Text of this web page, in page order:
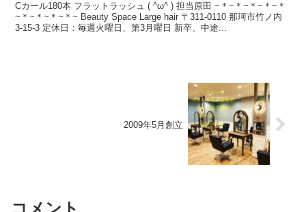
Cカール180本 フラットラッシュ ( ^ω^ ) 担当原田 ~＊~＊~＊~＊~＊
~＊~＊~＊~＊~ Beauty Space Large hair 〒311-0110 那珂市竹ノ内
3-15-3 定休日：毎週火曜日、第3月曜日 新卒、中途...
2009年5月創立
コメント